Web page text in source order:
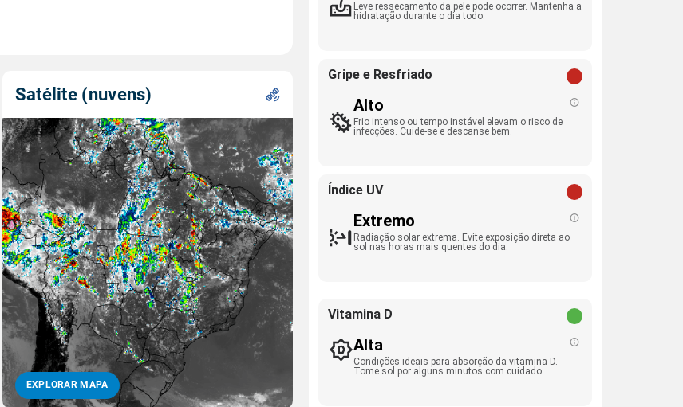
Satélite (nuvens)
EXPLORAR MAPA
Leve ressecamento da pele pode ocorrer. Mantenha a
hidratação durante o dia todo.
Gripe e Resfriado
Alto
Frio intenso ou tempo instável elevam o risco de
infecções. Cuide-se e descanse bem.
Índice UV
Extremo
Radiação solar extrema. Evite exposição direta ao
sol nas horas mais quentes do dia.
Vitamina D
Alta
Condições ideais para absorção da vitamina D.
Tome sol por alguns minutos com cuidado.